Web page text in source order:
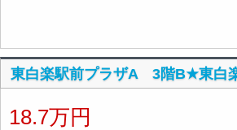
東白楽駅前プラザA 3階B★東白
18.7万円